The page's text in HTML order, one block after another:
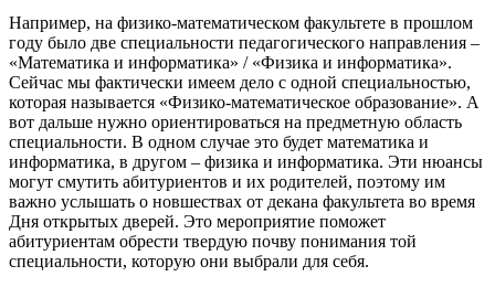
Например, на физико-математическом факультете в прошлом
году было две специальности педагогического направления –
«Математика и информатика» / «Физика и информатика».
Сейчас мы фактически имеем дело с одной специальностью,
которая называется «Физико-математическое образование». А
вот дальше нужно ориентироваться на предметную область
специальности. В одном случае это будет математика и
информатика, в другом – физика и информатика. Эти нюансы
могут смутить абитуриентов и их родителей, поэтому им
важно услышать о новшествах от декана факультета во время
Дня открытых дверей. Это мероприятие поможет
абитуриентам обрести твердую почву понимания той
специальности, которую они выбрали для себя.